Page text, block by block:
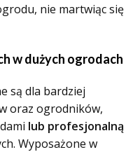
nie martwiąc się
w dużych ogrodach
są dla bardziej
oraz ogrodników,
lub profesjonalną
Wyposażone w